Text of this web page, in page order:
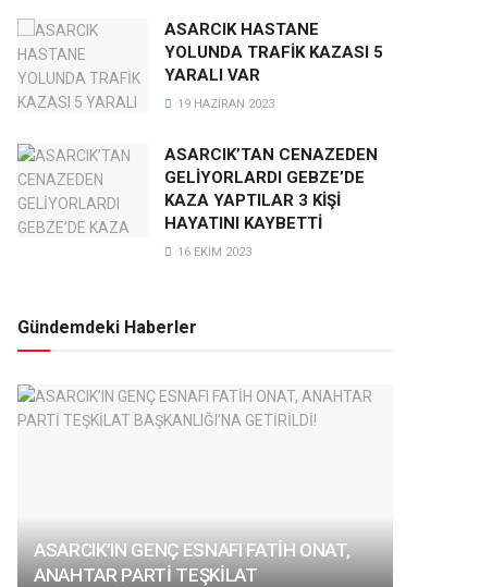
ASARCIK HASTANE
YOLUNDA TRAFİK KAZASI 5
YARALI VAR
19 HAZIRAN 2023
ASARCIK’TAN CENAZEDEN
GELİYORLARDI GEBZE’DE
KAZA YAPTILAR 3 KİŞİ
HAYATINI KAYBETTİ
16 EKIM 2023
Gündemdeki Haberler
ASARCIK’IN GENÇ ESNAFI FATİH ONAT,
ANAHTAR PARTİ TEŞKİLAT